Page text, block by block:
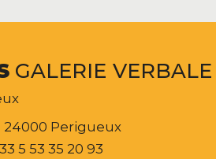
GALERIE VERBALE
24000 Perigueux
5 53 35 20 93